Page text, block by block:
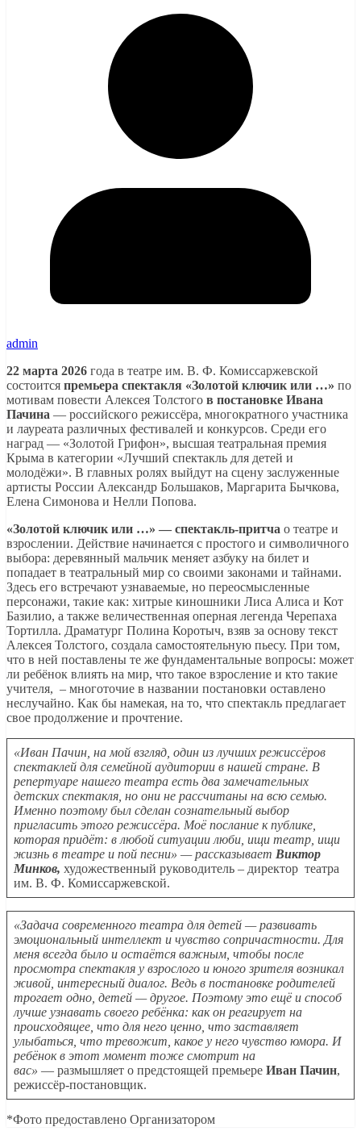
admin
22 марта 2026 года в театре им. В. Ф. Комиссаржевской
состоится премьера спектакля «Золотой ключик или …» по
мотивам повести Алексея Толстого в постановке Ивана
Пачина — российского режиссёра, многократного участника
и лауреата различных фестивалей и конкурсов. Среди его
наград — «Золотой Грифон», высшая театральная премия
Крыма в категории «Лучший спектакль для детей и
молодёжи». В главных ролях выйдут на сцену заслуженные
артисты России Александр Большаков, Маргарита Бычкова,
Елена Симонова и Нелли Попова.
«Золотой ключик или …» — спектакль-притча о театре и
взрослении. Действие начинается с простого и символичного
выбора: деревянный мальчик меняет азбуку на билет и
попадает в театральный мир со своими законами и тайнами.
Здесь его встречают узнаваемые, но переосмысленные
персонажи, такие как: хитрые киношники Лиса Алиса и Кот
Базилио, а также величественная оперная легенда Черепаха
Тортилла. Драматург Полина Коротыч, взяв за основу текст
Алексея Толстого, создала самостоятельную пьесу. При том,
что в ней поставлены те же фундаментальные вопросы: может
ли ребёнок влиять на мир, что такое взросление и кто такие
учителя, – многоточие в названии постановки оставлено
неслучайно. Как бы намекая, на то, что спектакль предлагает
свое продолжение и прочтение.
«Иван Пачин, на мой взгляд, один из лучших режиссёров
спектаклей для семейной аудитории в нашей стране. В
репертуаре нашего театра есть два замечательных
детских спектакля, но они не рассчитаны на всю семью.
Именно поэтому был сделан сознательный выбор
пригласить этого режиссёра. Моё послание к публике,
которая придёт: в любой ситуации люби, ищи театр, ищи
жизнь в театре и пой песни» — рассказывает Виктор
Минков, художественный руководитель – директор театра
им. В. Ф. Комиссаржевской.
«Задача современного театра для детей — развивать
эмоциональный интеллект и чувство сопричастности. Для
меня всегда было и остаётся важным, чтобы после
просмотра спектакля у взрослого и юного зрителя возникал
живой, интересный диалог. Ведь в постановке родителей
трогает одно, детей — другое. Поэтому это ещё и способ
лучше узнавать своего ребёнка: как он реагирует на
происходящее, что для него ценно, что заставляет
улыбаться, что тревожит, какое у него чувство юмора. И
ребёнок в этот момент тоже смотрит на
вас» — размышляет о предстоящей премьере Иван Пачин,
режиссёр-постановщик.
*Фото предоставлено Организатором